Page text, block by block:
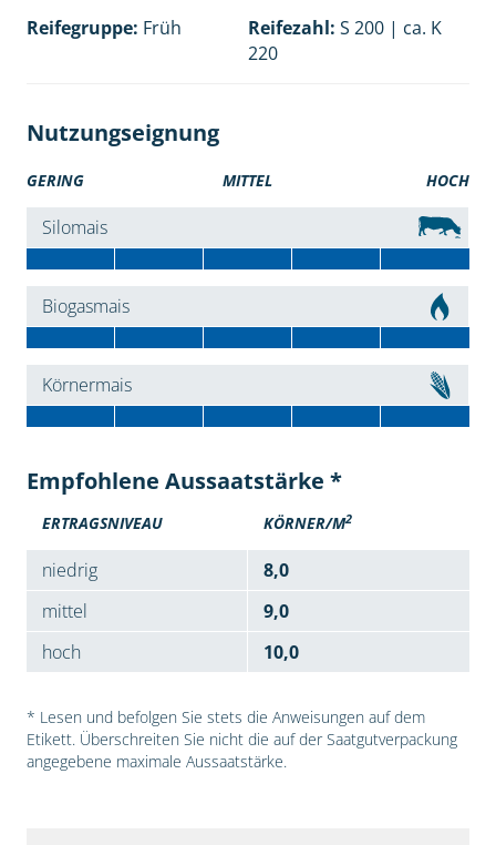
Reifegruppe: Früh Reifezahl: S 200 | ca. K
220
Nutzungseignung
GERING MITTEL HOCH
Silomais
Biogasmais
Körnermais
Empfohlene Aussaatstärke *
ERTRAGSNIVEAU KÖRNER/M2
niedrig
8,0
mittel
9,0
hoch
10,0
* Lesen und befolgen Sie stets die Anweisungen auf dem
Etikett. Überschreiten Sie nicht die auf der Saatgutverpackung
angegebene maximale Aussaatstärke.